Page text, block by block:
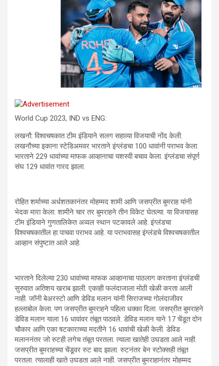
World Cup 2023, IND vs ENG:
लखनौ: विश्वचषकात टीम इंडियाने सलग सहाव्या विजयाची नोंद केली.
लखनौच्या इकाना स्टेडिअमवर भारताने इंग्लंडचा 100 धावांनी पराभव केला.
भारताने 229 धावांच्या माफक आव्हानाचा यशस्वी बचाव केला. इंग्लंडचा संपूर्ण
संघ 129 धावांत गारद झाला.
रोहित शर्माच्या अर्धशतकानंतर मोहम्मद शामी आणि जसप्रीत बुमराह यांनी
भेदक मारा केला. शामीने चार तर बुमराहने तीन विकेट घेतल्या. या विजयासह
टीम इंडियाने गुणतालिकेत अव्वल स्थान पटकावले आहे. इंग्लंडचा
विश्वचषकातील हा पाचवा पराभव आहे. या पराभवासह इंग्लंडचे विश्वचषकातील
आव्हान संपुष्टात आले आहे.
भारताने दिलेल्या 230 धावांच्या माफक आव्हानाचा पाठलाग करताना इंग्लंडची
सुरुवात अतिशय खराब झाली. एकाही फलंदाजाला मोठी खेळी करता आली
नाही. जॉनी बेअरस्टो आणि डेविड मलान यांनी सिराजच्या गोलंदाजीवर
हल्लाबोल केला. पण जसप्रीत बुमराहने पहिला धक्का दिला. जसप्रीत बुमराहने
डेविड मलान याला 16 धावांवर तंबूत पाठवले. डेविड मलान याने 17 चेंडूत दोन
चौकार आणि एका षटकाराच्या मदतीने 16 धावांची खेळी केली. डेविड
मलाननंतर जो रुटही लगेच तंबूत परतला. त्याला खातेही उघडता आले नाही.
जसप्रीत बुमराहच्या चेंडूवर रुट बाद झाला. रुटनंतर बेन स्टोक्सही तंबूत
परतला. त्यालाही खाते उघडता आले नाही. जसप्रीत बुमराहानंतर मोहम्मद